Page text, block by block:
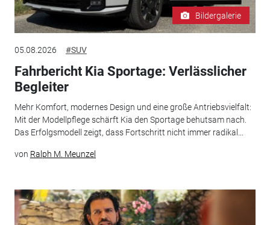
Bildergalerie
05.08.2026 #SUV
Fahrbericht Kia Sportage: Verlässlicher
Begleiter
Mehr Komfort, modernes Design und eine große Antriebsvielfalt:
Mit der Modellpflege schärft Kia den Sportage behutsam nach.
Das Erfolgsmodell zeigt, dass Fortschritt nicht immer radikal...
von Ralph M. Meunzel